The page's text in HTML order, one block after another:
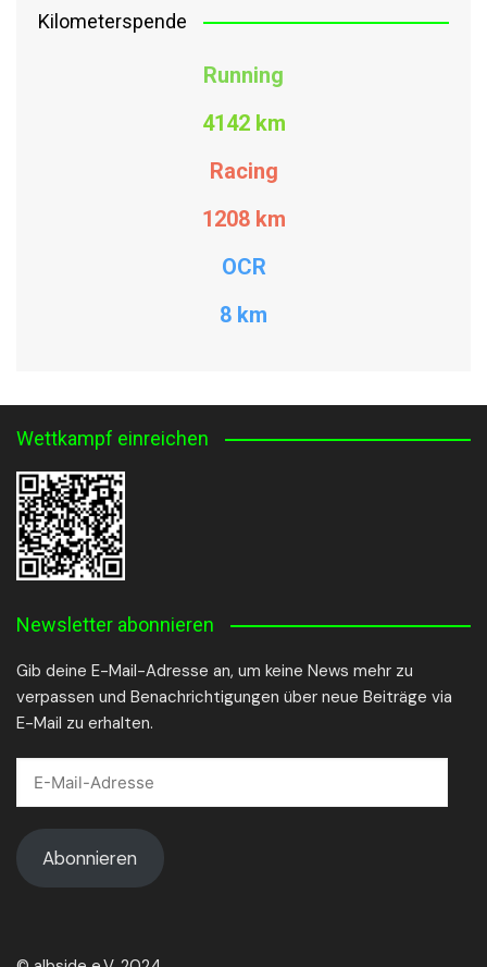
Kilometerspende
Running
4142 km
Racing
1208 km
OCR
8 km
Wettkampf einreichen
Newsletter abonnieren
Gib deine E-Mail-Adresse an, um keine News mehr zu
verpassen und Benachrichtigungen über neue Beiträge via
E-Mail zu erhalten.
Abonnieren